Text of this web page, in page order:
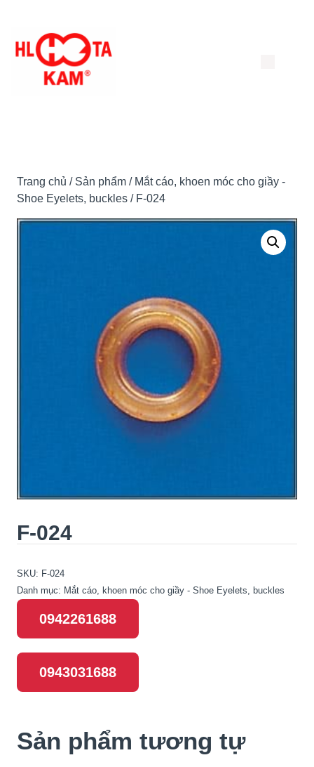
đến
Trang chủ / Sản phẩm / Mắt cáo, khoen móc cho giầy -
Shoe Eyelets, buckles / F-024
F-024
SKU: F-024
Danh mục: Mắt cáo, khoen móc cho giầy - Shoe Eyelets, buckles
0942261688
0943031688
Sản phẩm tương tự